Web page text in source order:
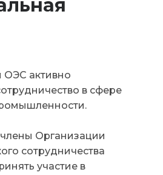
ОЭС активно
в сфере
члены Организации
сотрудничества
участие в